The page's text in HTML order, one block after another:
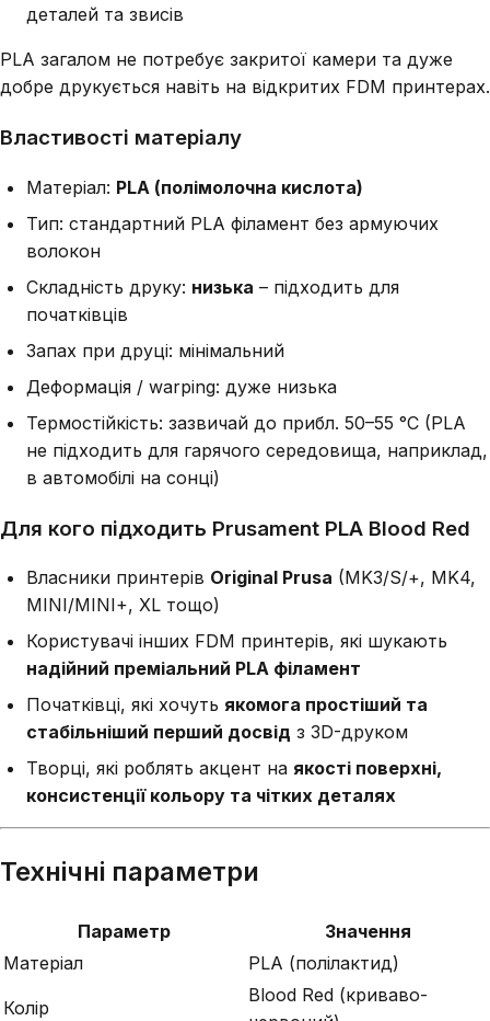
деталей та звисів
PLA загалом не потребує закритої камери та дуже
добре друкується навіть на відкритих FDM принтерах.
Властивості матеріалу
Матеріал: PLA (полімолочна кислота)
Тип: стандартний PLA філамент без армуючих
волокон
Складність друку: низька – підходить для
початківців
Запах при друці: мінімальний
Деформація / warping: дуже низька
Термостійкість: зазвичай до прибл. 50–55 °C (PLA
не підходить для гарячого середовища, наприклад,
в автомобілі на сонці)
Для кого підходить Prusament PLA Blood Red
Власники принтерів Original Prusa (MK3/S/+, MK4,
MINI/MINI+, XL тощо)
Користувачі інших FDM принтерів, які шукають
надійний преміальний PLA філамент
Початківці, які хочуть якомога простіший та
стабільніший перший досвід з 3D-друком
Творці, які роблять акцент на якості поверхні,
консистенції кольору та чітких деталях
Технічні параметри
Параметр
Значення
Матеріал
PLA (полілактид)
Колір
Blood Red (криваво-